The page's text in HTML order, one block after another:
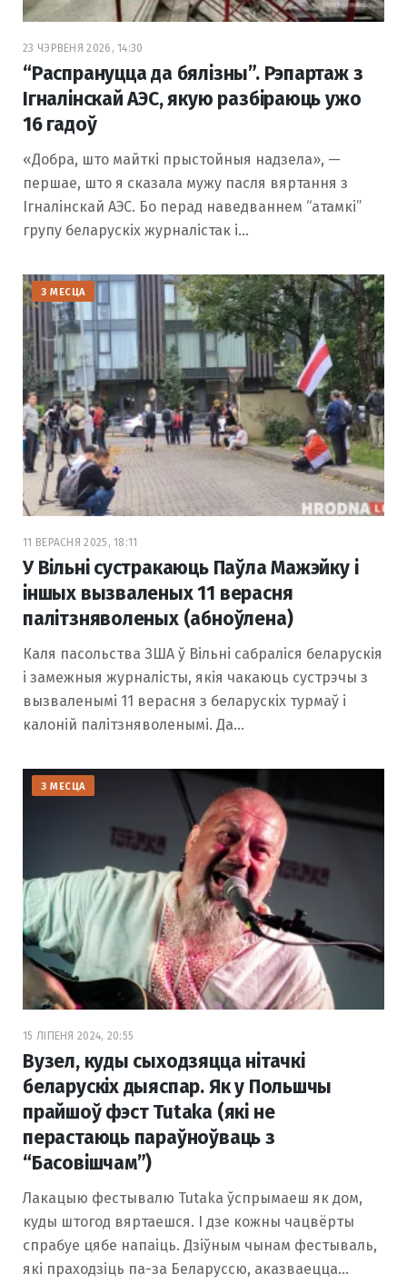
23 ЧЭРВЕНЯ 2026, 14:30
“Распрануцца да бялізны”. Рэпартаж з
Ігналінскай АЭС, якую разбіраюць ужо
16 гадоў
«Добра, што майткі прыстойныя надзела», —
першае, што я сказала мужу пасля вяртання з
Ігналінскай АЭС. Бо перад наведваннем “атамкі”
групу беларускіх журналістак і…
З МЕСЦА
11 ВЕРАСНЯ 2025, 18:11
У Вільні сустракаюць Паўла Мажэйку і
іншых вызваленых 11 верасня
палітзняволеных (абноўлена)
Каля пасольства ЗША ў Вільні сабраліся беларускія
і замежныя журналісты, якія чакаюць сустрэчы з
вызваленымі 11 верасня з беларускіх турмаў і
калоній палітзняволенымі. Да…
З МЕСЦА
15 ЛІПЕНЯ 2024, 20:55
Вузел, куды сыходзяцца нітачкі
беларускіх дыяспар. Як у Польшчы
прайшоў фэст Tutaka (які не
перастаюць параўноўваць з
“Басовішчам”)
Лакацыю фестывалю Tutaka ўспрымаеш як дом,
куды штогод вяртаешся. І дзе кожны чацвёрты
спрабуе цябе напаіць. Дзіўным чынам фестываль,
які праходзіць па-за Беларуссю, аказваецца…